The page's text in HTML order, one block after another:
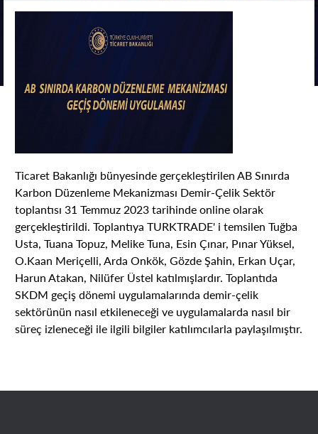
Ticaret Bakanlığı bünyesinde gerçekleştirilen AB Sınırda
Karbon Düzenleme Mekanizması Demir-Çelik Sektör
toplantısı 31 Temmuz 2023 tarihinde online olarak
gerçekleştirildi. Toplantıya TURKTRADE' i temsilen Tuğba
Usta, Tuana Topuz, Melike Tuna, Esin Çınar, Pınar Yüksel,
O.Kaan Meriçelli, Arda Onkök, Gözde Şahin, Erkan Uçar,
Harun Atakan, Nilüfer Üstel katılmışlardır. Toplantıda
SKDM geçiş dönemi uygulamalarında demir-çelik
sektörünün nasıl etkileneceği ve uygulamalarda nasıl bir
süreç izleneceği ile ilgili bilgiler katılımcılarla paylaşılmıştır.